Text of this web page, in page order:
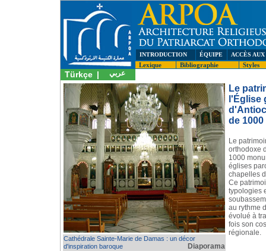
INTRODUCTION ÉQUIPE ACCÈS
Lexique Bibliographie Styles
Türkçe |
Cathédrale Sainte-Marie de Damas : un décor
d'inspiration baroque
Diaporama
Le
l'Église
de
Le
orthodoxe
1000
églises
chapelles
Ce
typologies
au rythme
évolué à
fois son
régionale.